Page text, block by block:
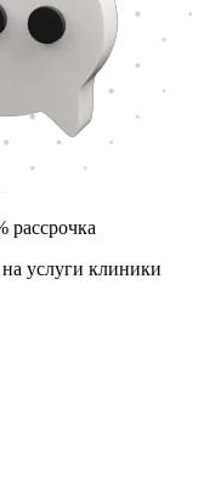
рассрочка
услуги клиники